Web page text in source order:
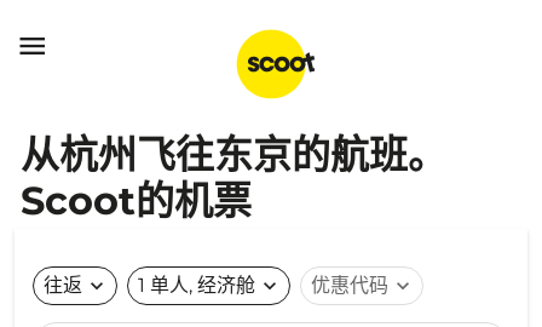

从杭州飞往东京的航班。
Scoot的机票
往返 expand_more 1 单人, 经济舱 expand_more 优惠代码 expand_more